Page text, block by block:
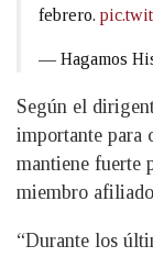
febrero.
— Hagamos
Según el
importante para
mantiene fuerte
miembro
“Durante los